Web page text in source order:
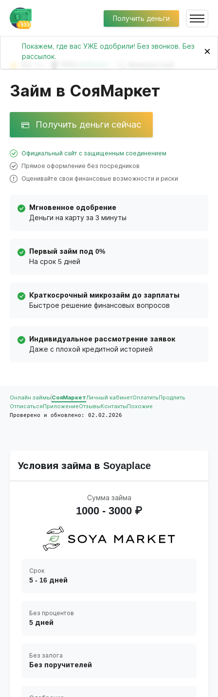
Получить деньги
Покажем, где вас УЖЕ одобрили! Без звонков. Без
рассылок.
×
Займ в СояМаркет
Получить деньги сейчас
Официальный сайт с защищенным соединением
Прямое оформление без посредников
Оценивайте свои финансовые возможности и риски
Мгновенное одобрение
Деньги на карту за 3 минуты
Первый займ под 0%
На срок 5 дней
Краткосрочный микрозайм до зарплаты
Быстрое решение финансовых вопросов
Индивидуальное рассмотрение заявок
Даже с плохой кредитной историей
Онлайн займы СояМаркетЛичный кабинетОплатить Продлить
Отписаться ПриложениеОтзывы Контакты Похожие
Проверено и обновлено: 02.02.2026
Условия займа в Soyaplace
Сумма займа
1000 - 3000 ₽
Срок
5 - 16 дней
Без процентов
5 дней
Без залога
Без поручителей